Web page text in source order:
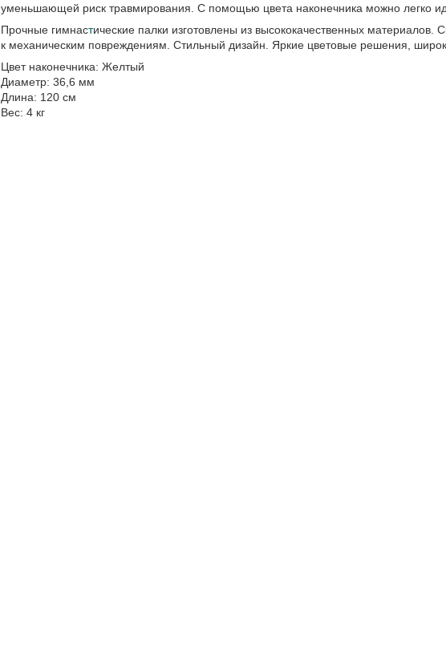
уменьшающей риск травмирования. С помощью цвета наконечника можно легко
Прочные гимнастические палки изготовлены из высококачественных
к механическим повреждениям. Стильный дизайн. Яркие цветовые решения,
Цвет наконечника: Желтый
Диаметр: 36,6 мм
Длина: 120 см
Вес: 4 кг